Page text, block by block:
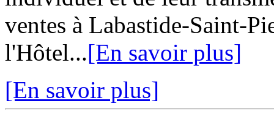
ventes à Labastide-Saint-
l'Hôtel...[En savoir plus]
[En savoir plus]